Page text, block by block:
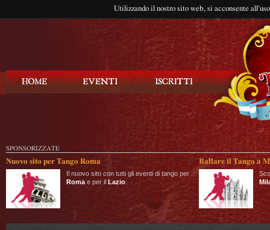
Utilizzando il nostro sito web, si acconsente
SPONSORIZZATE
Nuovo sito per Tango Roma
Il nuovo sito con tutti gli eventi di tango per
Roma e per il Lazio
Ballare il Tango a